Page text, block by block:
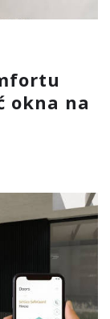
okna na